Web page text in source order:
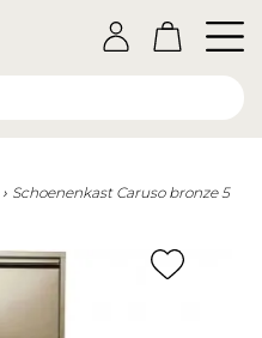
Schoenenkast Caruso bronze 5